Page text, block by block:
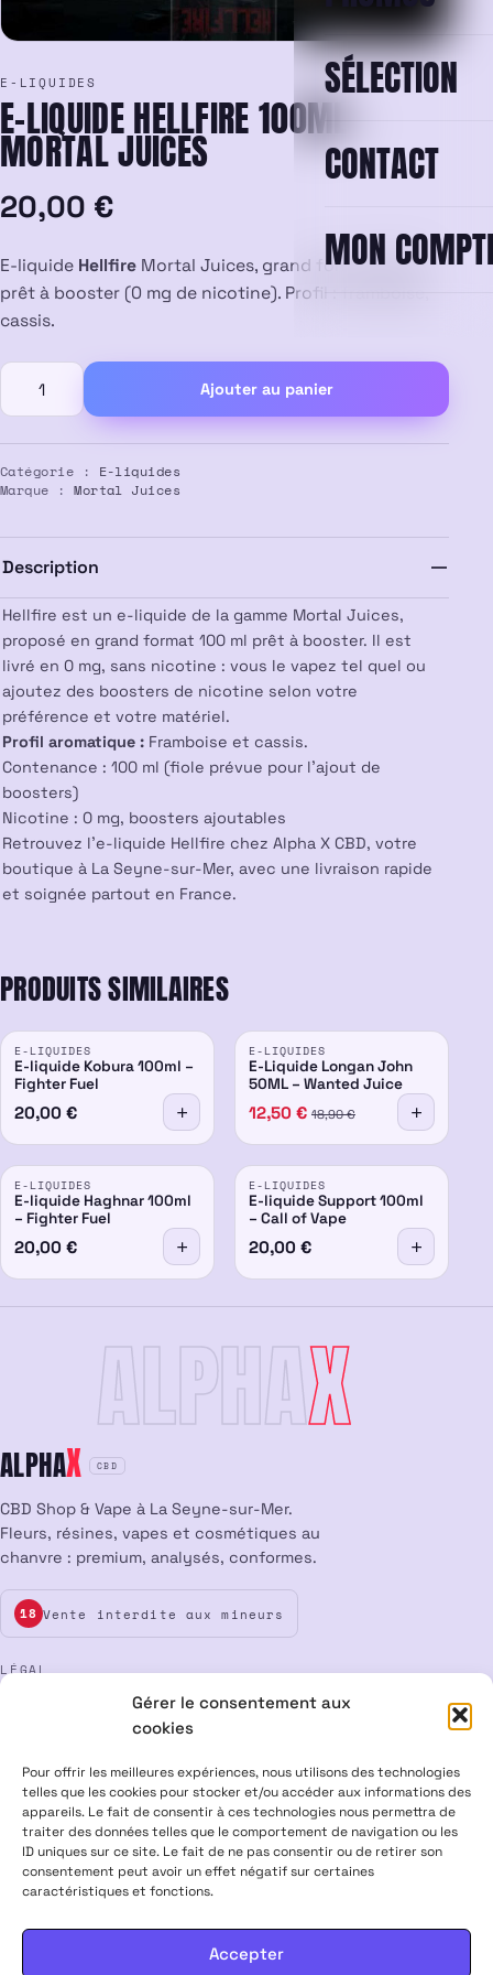
Gérer le consentement aux
cookies
Pour offrir les meilleures expériences, nous utilisons des technologies
telles que les cookies pour stocker et/ou accéder aux informations des
appareils. Le fait de consentir à ces technologies nous permettra de
traiter des données telles que le comportement de navigation ou les
ID uniques sur ce site. Le fait de ne pas consentir ou de retirer son
consentement peut avoir un effet négatif sur certaines
caractéristiques et fonctions.
Accepter
SÉLECTION
CONTACT
MON
E-LIQUIDES
E-LIQUIDE HELLFIRE 100ML –
MORTAL JUICES
20,00 €
E-liquide Hellfire Mortal Juices, grand format 100 ml
prêt à booster (0 mg de nicotine). Profil : framboise,
cassis.
quantité
E-
liquide
Hellfire
100ml
Mortal
Juices
Ajouter au panier
Catégorie : E-liquides
Marque :Mortal Juices
Description
Hellfire est un e-liquide de la gamme Mortal Juices,
proposé en grand format 100 ml prêt à booster. Il est
livré en 0 mg, sans nicotine : vous le vapez tel quel ou
ajoutez des boosters de nicotine selon votre
préférence et votre matériel.
Profil aromatique : Framboise et cassis.
Contenance : 100 ml (fiole prévue pour l’ajout de
boosters)
Nicotine : 0 mg, boosters ajoutables
Retrouvez l’e-liquide Hellfire chez Alpha X CBD, votre
boutique à La Seyne-sur-Mer, avec une livraison rapide
et soignée partout en France.
PRODUITS SIMILAIRES
E-LIQUIDES
E-liquide Kobura 100ml –
Fighter Fuel
20,00 €
E-LIQUIDES
E-Liquide Longan John
50ML – Wanted Juice
12,50 € 18,90€
E-LIQUIDES
E-liquide Haghnar 100ml
– Fighter Fuel
20,00 €
E-LIQUIDES
E-liquide Support 100ml
– Call of Vape
20,00 €
ALPHAX
ALPHAX CBD
CBD Shop & Vape à La Seyne-sur-Mer.
Fleurs, résines, vapes et cosmétiques au
chanvre : premium, analysés, conformes.
18 Vente interdite aux mineurs
LÉGAL
CGV Confidentialité
Cookies
ALPHA X CBD Shop © 2026 · Tous droits réservés
Visa
Mastercard CB
PRODUITS CONTENANT MOINS DE 0,3 % DE THC, CONFORMES À LA
INTERDITS AUX FEMMES ENCEINTES & ALLAITANTES · NE PAS
CONDUIRE APRÈS USAGE · VENTE INTERDITE AUX MINEURS